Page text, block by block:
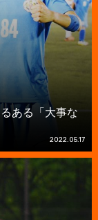
ある「大事な
2022.05.17